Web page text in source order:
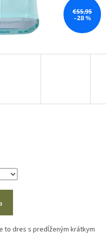
€55,95
–28 %
to dres s predĺženým krátkym